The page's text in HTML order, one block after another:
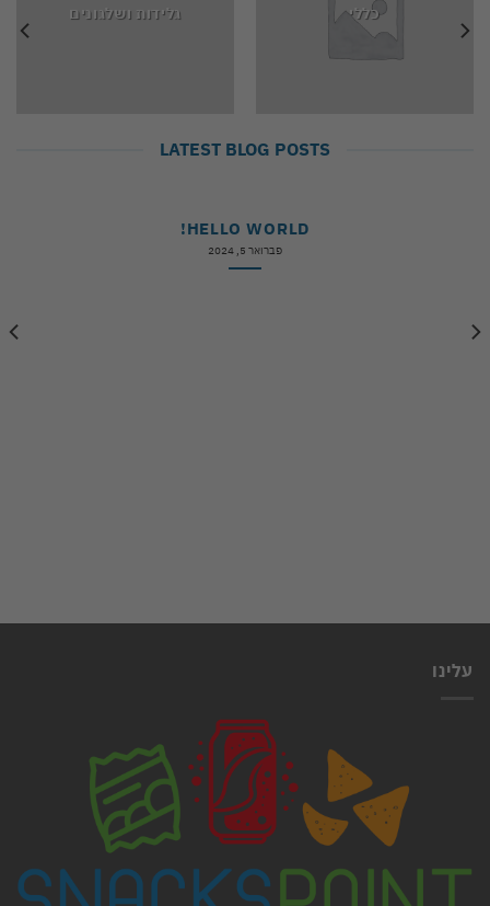
כללי גלידות ושלגונים
LATEST BLOG POSTS
HELLO WORLD!
פברואר 5, 2024
עלינו